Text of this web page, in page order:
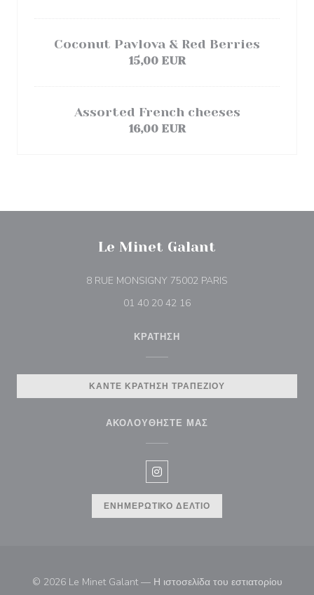
Coconut Pavlova & Red Berries
15,00 EUR
Assorted French cheeses
16,00 EUR
Le Minet Galant
8 RUE MONSIGNY 75002 PARIS
01 40 20 42 16
ΚΡΆΤΗΣΗ
ΚΆΝΤΕ ΚΡΆΤΗΣΗ ΤΡΑΠΕΖΙΟΎ
ΑΚΟΛΟΥΘΉΣΤΕ ΜΑΣ
Instagram ((ανοίγει σε νέο
ΕΝΗΜΕΡΩΤΙΚΌ ΔΕΛΤΊΟ
© 2026 Le Minet Galant — Η ιστοσελίδα του εστιατορίου